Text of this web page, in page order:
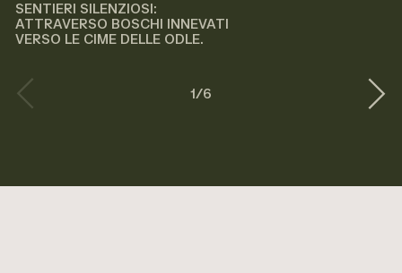
SENTIERI SILENZIOSI:
ATTRAVERSO BOSCHI INNEVATI
VERSO LE CIME DELLE ODLE.
1/6